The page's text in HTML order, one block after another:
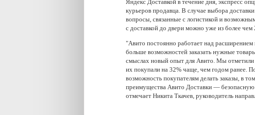
Яндекс Доставкой в течение дня, экспресс
курьеров продавца. В случае выбора
вопросы, связанные с логистикой и
с доставкой до двери можно уже из более
"Авито постоянно работает над расширением
больше возможностей заказать нужные
смыслах новый опыт для Авито. Мы отметили
их покупали на 32% чаще, чем годом ранее.
возможность покупателям делать заказы, в
преимущества Авито Доставки — безопасную
отмечает Никита Ткачев, руководитель